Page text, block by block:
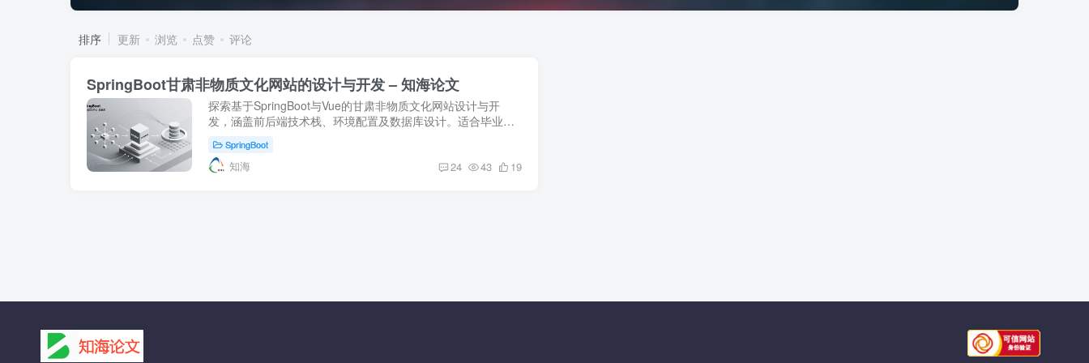
排序 更新 浏览 点赞 评论
SpringBoot甘肃非物质文化网站的设计与开发 – 知海论文
探索基于SpringBoot与Vue的甘肃非物质文化网站设计与开
发，涵盖前后端技术栈、环境配置及数据库设计。适合毕业设
遗。SpringBoot
知海 24 43 19